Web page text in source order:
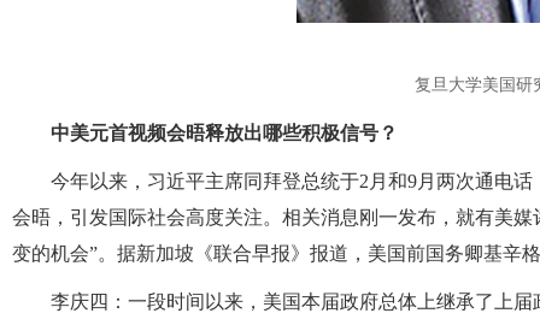
复旦大学美国研
中美元首视频会晤释放出哪些积极信号？
今年以来，习近平主席同拜登总统于2月和9月两次通电
会晤，引发国际社会高度关注。相关消息刚一发布，就有美
变的机会”。据新加坡《联合早报》报道，美国前国务卿基辛
李庆四：一段时间以来，美国本届政府总体上继承了上